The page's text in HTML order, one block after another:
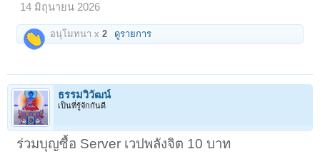
14 มิถุนายน 2026
อนุโมทนา x2 ดูรายการ
ธรรมวิวัฒน์
เป็นที่รู้จักกันดี
ร่วมบุญซื้อ Server เวปพลังจิต 10 บาท